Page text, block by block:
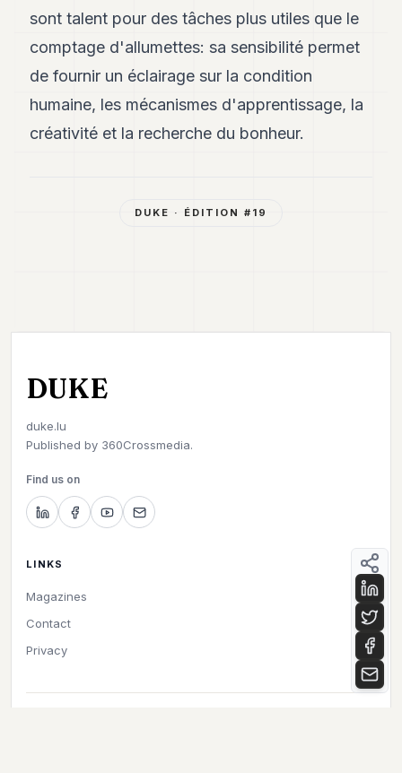
sont talent pour des tâches plus utiles que le
comptage d'allumettes: sa sensibilité permet
de fournir un éclairage sur la condition
humaine, les mécanismes d'apprentissage, la
créativité et la recherche du bonheur.
DUKE · ÉDITION # 19
DUKE
duke.lu
Published by 360Crossmedia.
Find us on
LINKS
Magazines
Contact
Privacy